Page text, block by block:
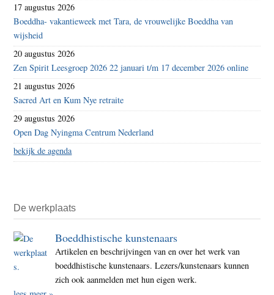
17 augustus 2026
Boeddha- vakantieweek met Tara, de vrouwelijke Boeddha van
wijsheid
20 augustus 2026
Zen Spirit Leesgroep 2026 22 januari t/m 17 december 2026 online
21 augustus 2026
Sacred Art en Kum Nye retraite
29 augustus 2026
Open Dag Nyingma Centrum Nederland
bekijk de agenda
De werkplaats
Boeddhistische kunstenaars
Artikelen en beschrijvingen van en over het werk van
boeddhistische kunstenaars. Lezers/kunstenaars kunnen
zich ook aanmelden met hun eigen werk.